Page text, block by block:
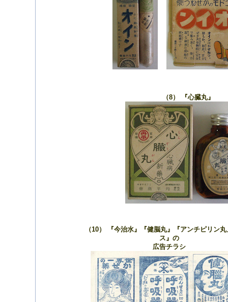
（8） 『心臓丸』
（10） 『今治水』『健脳丸』『アンチピリン
ス』の
広告チラシ